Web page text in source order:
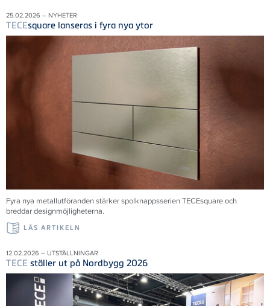
25.02.2026 – NYHETER
TECEsquare lanseras i fyra nya ytor
Fyra nya metallutföranden stärker spolknappsserien TECEsquare och
breddar designmöjligheterna.
LÄS ARTIKELN
12.02.2026 – UTSTÄLLNINGAR
TECE ställer ut på Nordbygg 2026